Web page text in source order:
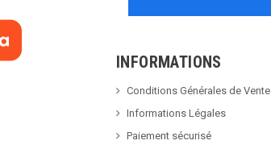
INFORMATIONS
Conditions Générales de Vente
Informations Légales
Paiement sécurisé